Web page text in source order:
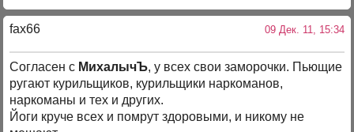
fax66 09 Дек. 11, 15:34
Согласен с МихалычЪ, у всех свои заморочки. Пьющие
ругают курильщиков, курильщики наркоманов,
наркоманы и тех и других.
Йоги круче всех и помрут здоровыми, и никому не